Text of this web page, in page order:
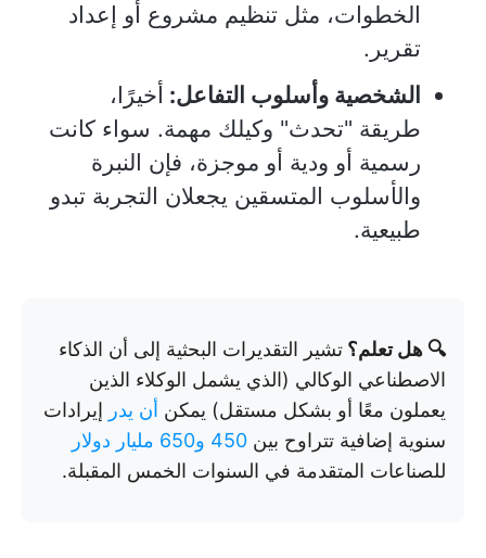
الخطوات، مثل تنظيم مشروع أو إعداد
تقرير.
الشخصية وأسلوب التفاعل: أخيرًا،
طريقة "تحدث" وكيلك مهمة. سواء كانت
رسمية أو ودية أو موجزة، فإن النبرة
والأسلوب المتسقين يجعلان التجربة تبدو
طبيعية.
🔍 هل تعلم؟ تشير التقديرات البحثية إلى أن الذكاء
الاصطناعي الوكالي (الذي يشمل الوكلاء الذين
يعملون معًا أو بشكل مستقل) يمكن أن يدر إيرادات
سنوية إضافية تتراوح بين 450 و650 مليار دولار
للصناعات المتقدمة في السنوات الخمس المقبلة.